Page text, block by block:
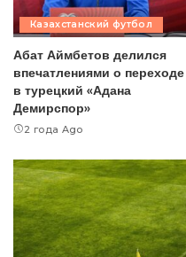
Казахстанский футбол
Абат Аймбетов делился
впечатлениями о переходе
в турецкий «Адана
Демирспор»
2 года Ago